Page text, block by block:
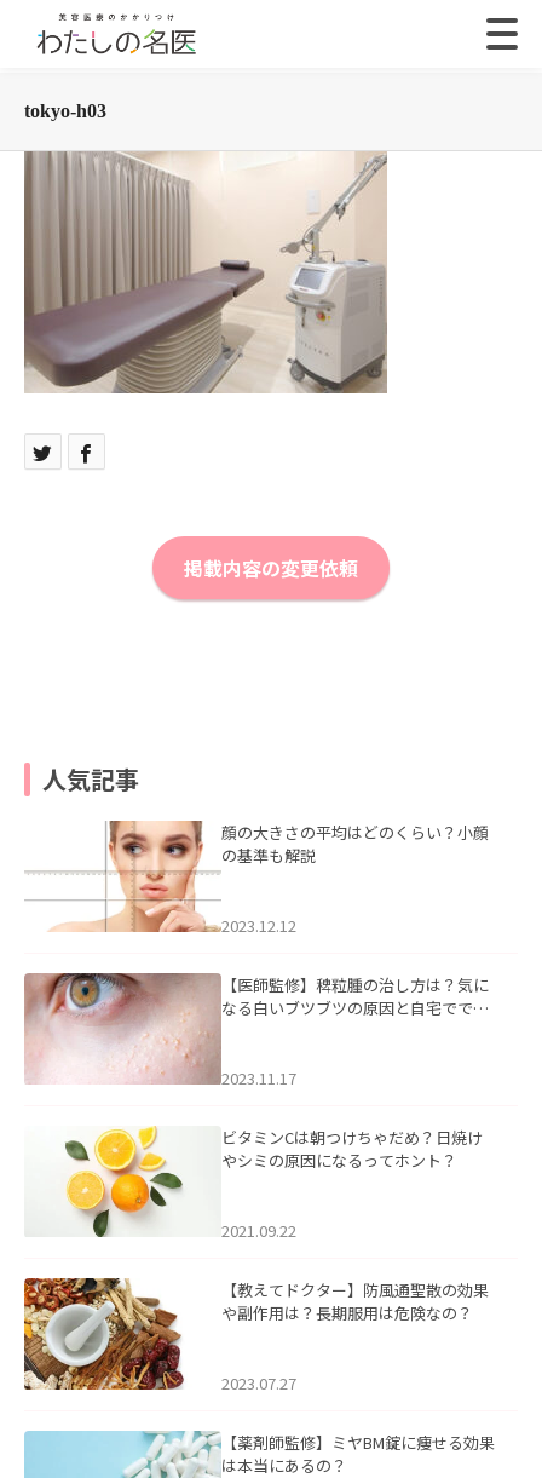
tokyo-h03
掲載内容の変更依頼
人気記事
顔の大きさの平均はどのくらい？小顔
の基準も解説
2023.12.12
【医師監修】稗粒腫の治し方は？気に
なる白いブツブツの原因と自宅ででき
2023.11.17
ビタミンCは朝つけちゃだめ？日焼け
やシミの原因になるってホント？
2021.09.22
【教えてドクター】防風通聖散の効果
や副作用は？長期服用は危険なの？
2023.07.27
【薬剤師監修】ミヤBM錠に痩せる効果
は本当にあるの？